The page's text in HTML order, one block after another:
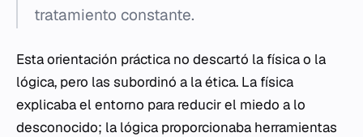
tratamiento constante.
Esta orientación práctica no descartó la física o la
lógica, pero las subordinó a la ética. La física
explicaba el entorno para reducir el miedo a lo
desconocido; la lógica proporcionaba herramientas